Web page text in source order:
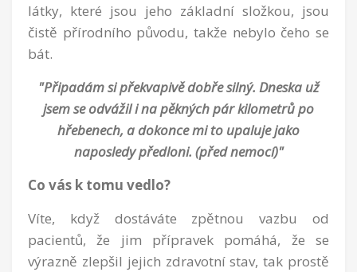
látky, které jsou jeho základní složkou, jsou
čistě přírodního původu, takže nebylo čeho se
bát.
"Připadám si překvapivě dobře silný. Dneska už
jsem se odvážil i na pěkných pár kilometrů po
hřebenech, a dokonce mi to upaluje jako
naposledy předloni. (před nemocí)"
Co vás k tomu vedlo?
Víte, když dostáváte zpětnou vazbu od
pacientů, že jim přípravek pomáhá, že se
výrazně zlepšil jejich zdravotní stav, tak prostě